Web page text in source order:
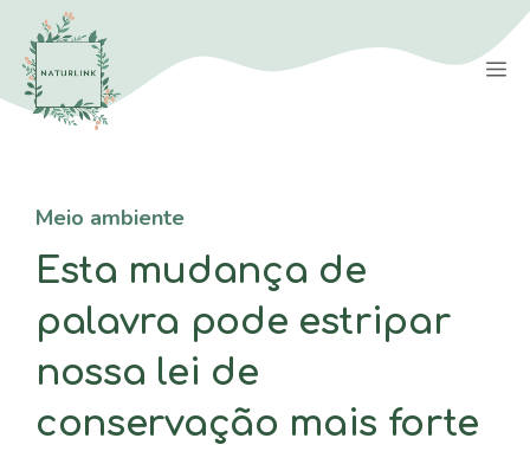
Saltar
para
conteúdo
Meio ambiente
Esta mudança de
palavra pode estripar
nossa lei de
conservação mais forte